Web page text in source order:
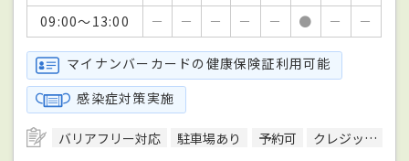
09:00～13:00
－ － － － － ● － －
マイナンバーカードの健康保険証利用可能
感染症対策実施
バリアフリー対応 駐車場あり 予約可
クレジットカード対応